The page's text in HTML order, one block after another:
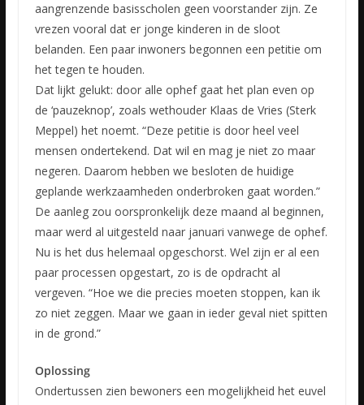
aangrenzende basisscholen geen voorstander zijn. Ze
vrezen vooral dat er jonge kinderen in de sloot
belanden. Een paar inwoners begonnen een petitie om
het tegen te houden.
Dat lijkt gelukt: door alle ophef gaat het plan even op
de ‘pauzeknop’, zoals wethouder Klaas de Vries (Sterk
Meppel) het noemt. “Deze petitie is door heel veel
mensen ondertekend. Dat wil en mag je niet zo maar
negeren. Daarom hebben we besloten de huidige
geplande werkzaamheden onderbroken gaat worden.”
De aanleg zou oorspronkelijk deze maand al beginnen,
maar werd al uitgesteld naar januari vanwege de ophef.
Nu is het dus helemaal opgeschorst. Wel zijn er al een
paar processen opgestart, zo is de opdracht al
vergeven. “Hoe we die precies moeten stoppen, kan ik
zo niet zeggen. Maar we gaan in ieder geval niet spitten
in de grond.”
Oplossing
Ondertussen zien bewoners een mogelijkheid het euvel